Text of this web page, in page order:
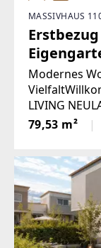
MASSIVHAUS
Modernes
LIVING
urbanes
vielfältigen
79,53 m²